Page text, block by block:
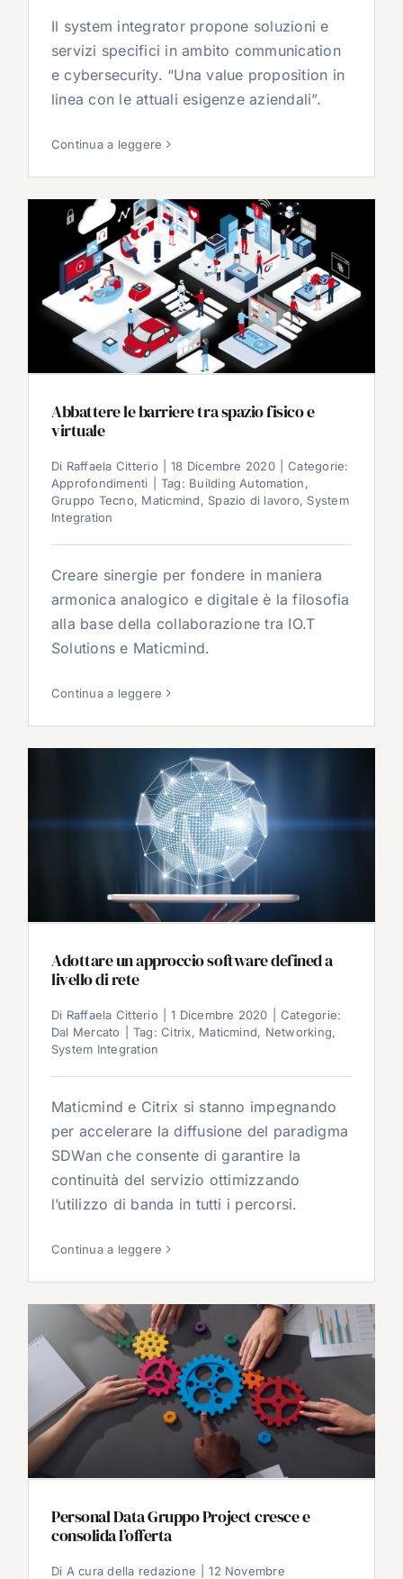
Il system integrator propone soluzioni e
servizi specifici in ambito communication
e cybersecurity. “Una value proposition in
linea con le attuali esigenze aziendali”.
Continua a leggere
Abbattere le barriere tra spazio fisico e
virtuale
Di Raffaela Citterio 18 Dicembre 2020
Categorie:
Approfondimenti
Tag: Building Automation,
Gruppo Tecno, Maticmind, Spazio di lavoro, System
Integration
Creare sinergie per fondere in maniera
armonica analogico e digitale è la filosofia
alla base della collaborazione tra IO.T
Solutions e Maticmind.
Continua a leggere
Adottare un approccio software defined a
livello di rete
Di Raffaela Citterio 1 Dicembre 2020
Categorie:
Dal Mercato
Tag:Citrix, Maticmind, Networking,
System Integration
Maticmind e Citrix si stanno impegnando
per accelerare la diffusione del paradigma
SDWan che consente di garantire la
continuità del servizio ottimizzando
l’utilizzo di banda in tutti i percorsi.
Continua a leggere
Personal Data Gruppo Project cresce e
consolida l’offerta
Di A cura della redazione
12 Novembre